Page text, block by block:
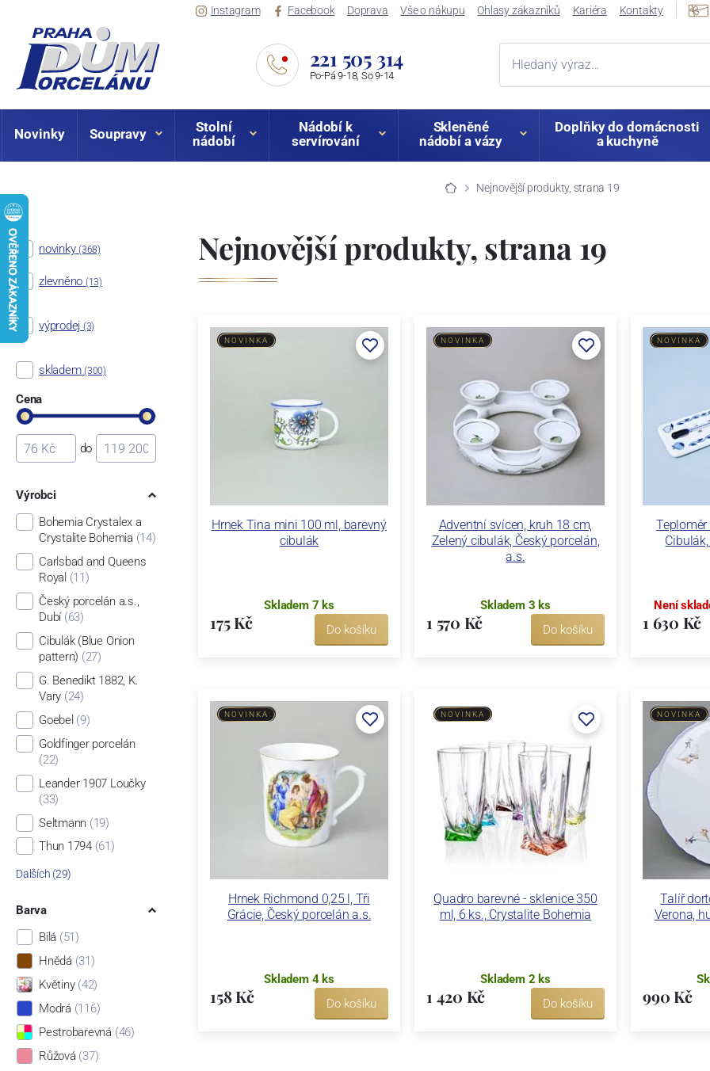
Instagram Facebook Doprava Vše o nákupu Ohlasy zákazníků Kariéra Kontakty
221 505 314
Po-Pá 9-18, So 9-14
Novinky Soupravy
Stolní
nádobí
Nádobí k
servírování
Skleněné
nádobí a vázy
Doplňky do domácnosti
a kuchyně
Nejnovější produkty, strana 19
Nejnovější produkty, strana 19
novinky (368)
zlevněno (13)
výprodej (3)
skladem (300)
Cena
do
Výrobci
Bohemia Crystalex a
Crystalite Bohemia (14)
Carlsbad and Queens
Royal (11)
Český porcelán a.s.,
Dubí (63)
Cibulák (Blue Onion
pattern) (27)
G. Benedikt 1882, K.
Vary (24)
Goebel (9)
Goldfinger porcelán
(22)
Leander 1907 Loučky
(33)
Seltmann (19)
Thun 1794 (61)
Dalších (29)
Barva
Bílá (51)
Hnědá (31)
Květiny (42)
Modrá (116)
Pestrobarevná (46)
Růžová (37)
Hrnek Tina mini 100 ml, barevný
cibulák
NOVINKA
Skladem 7 ks
175 Kč Do košíku
Adventní svícen, kruh 18 cm,
Zelený cibulák, Český porcelán,
a.s.
NOVINKA
Skladem 3 ks
1 570 Kč Do košíku
NOVINKA
Není
1 630 Kč
Hrnek Richmond 0,25 l, Tři
Grácie, Český porcelán a.s.
NOVINKA
Skladem 4 ks
158 Kč Do košíku
Quadro barevné - sklenice 350
ml, 6 ks., Crystalite Bohemia
NOVINKA
Skladem 2 ks
1 420 Kč Do košíku
Talíř
Verona,
NOVINKA
990 Kč